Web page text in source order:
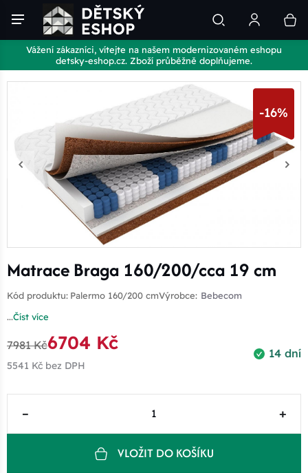
Vážení zákazníci, vítejte na našem modernizovaném eshopu
detsky-eshop.cz. Zboží průběžně doplňujeme.
-16%
Matrace Braga 160/200/cca 19 cm
Kód produktu: Palermo 160/200 cmVýrobce: Bebecom
...Číst více
14 dní
7981 Kč6704 Kč
5541 Kč bez DPH
– +
VLOŽIT DO KOŠÍKU